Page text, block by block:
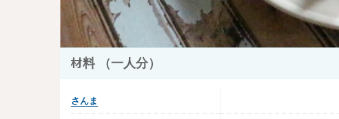
材料 （一人分）
さんま